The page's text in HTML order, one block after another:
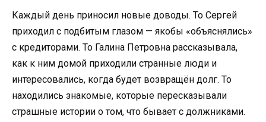
Каждый день приносил новые доводы. То Сергей
приходил с подбитым глазом — якобы «объяснялись»
с кредиторами. То Галина Петровна рассказывала,
как к ним домой приходили странные люди и
интересовались, когда будет возвращён долг. То
находились знакомые, которые пересказывали
страшные истории о том, что бывает с должниками.